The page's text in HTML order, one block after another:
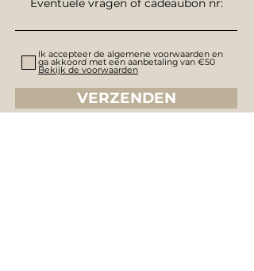
Ik accepteer de algemene voorwaarden en
ga akkoord met een aanbetaling van €50
Bekijk de voorwaarden
VERZENDEN